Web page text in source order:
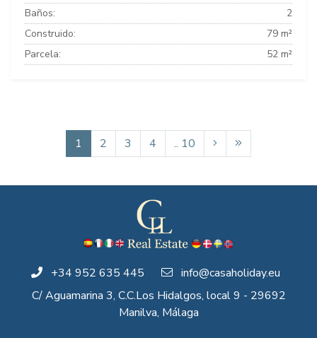
Baños:
2
Construido:
79 m²
Parcela:
52 m²
1 2 3 4 .. 10
+34 952 635 445
info@casaholiday.eu
C/ Aguamarina 3, C.C.Los Hidalgos, local 9 - 29692
Manilva, Málaga